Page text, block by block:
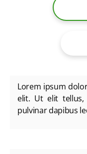
Lorem ipsum
elit. Ut elit tellus,
pulvinar dapibus